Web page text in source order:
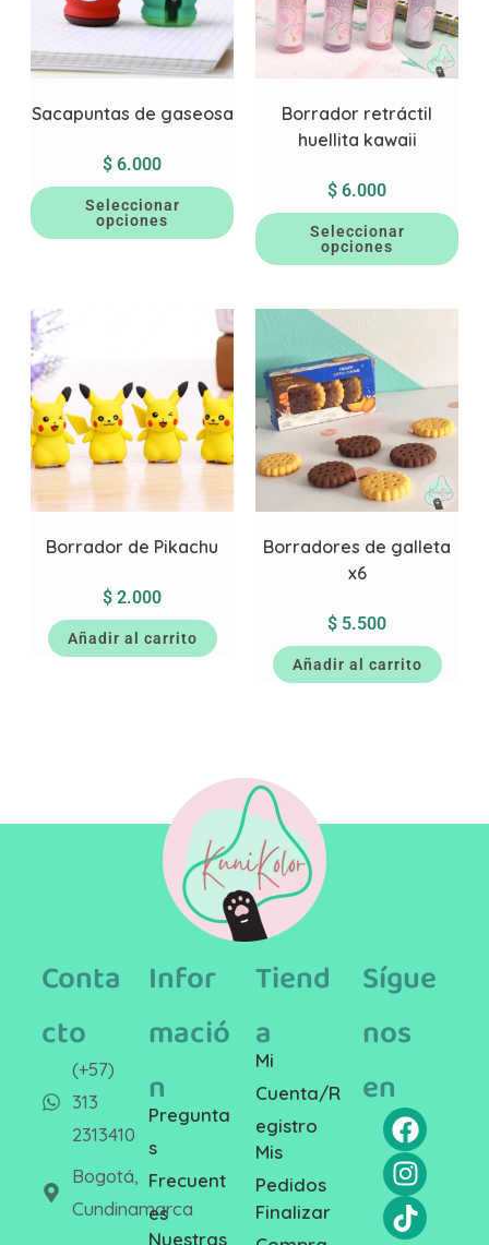
Sacapuntas de gaseosa
$ 6.000
Seleccionar
opciones
Borrador retráctil
huellita kawaii
$ 6.000
Seleccionar
opciones
Borrador de Pikachu
$ 2.000
Añadir al carrito
Borradores de galleta
x6
$ 5.500
Añadir al carrito
Conta
cto
(+57)
313
2313410
Bogotá,
Cundinamarca
Infor
mació
n
Pregunta
s
Frecuent
es
Nuestras
Tiend
a
Mi
Cuenta/R
egistro
Mis
Pedidos
Finalizar
Sígue
nos
en